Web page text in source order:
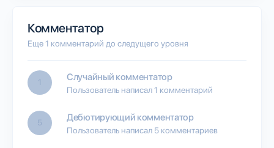
Комментатор
Еще 1 комментарий до следущего уровня
1 Случайный комментатор
Пользователь написал 1 комментарий
5 Дебютирующий комментатор
Пользователь написал 5 комментариев